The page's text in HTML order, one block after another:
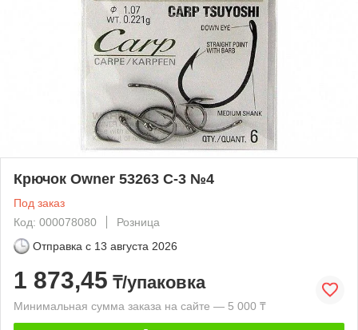
Крючок Owner 53263 С-3 №4
Под заказ
Код: 000078080
Розница
Отправка с 13 августа 2026
1 873,45 ₸/упаковка
Минимальная сумма заказа на сайте — 5 000 ₸